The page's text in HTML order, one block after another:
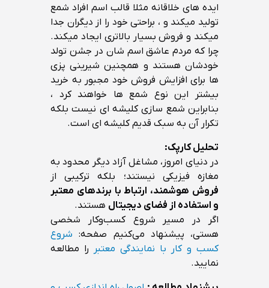
ایده های خلاقانه مثلا قالب اسم افراد شمع
تولید میکند و ، براحتی خود را از دیگران جدا
میکند و فروش بسیار بالاتری ایجاد میکند.
چرا که مردم عاشق اسم شان در جشن تولد
خودشان هستند و همچنین شیرینی پزی
ها برای افزایش فروش خود مجبور به خرید
بیشتر این نوع شمع ها خواهند کرد ،
بنابراین شمع سازی کلیشه ای نیست بلکه
تکرار آن به سبک قدیم کلیشه ای است.
تحلیل کارپک:
در دنیای امروز، مشاغل آزاد دیگر محدود به
مغازه فیزیکی نیستند؛ بلکه ترکیبی از
فروش هوشمند، ارتباط با برندهای معتبر
و استفاده از فضای دیجیتال هستند.
اگر در مسیر شروع کسب‌وکار شخصی
هستی، پیشنهاد می‌کنیم صفحه: شروع
کسب و کار با نمایندگی معتبر را مطالعه
نمایید.